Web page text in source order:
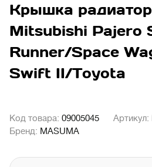
Крышка
Mitsubishi Pajero
Runner/Space
Swift II/Toyota
Код товара: 09005045 Артикул:
Бренд: MASUMA